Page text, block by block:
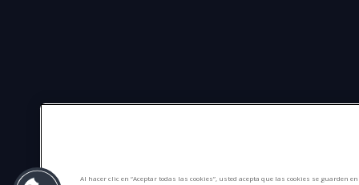
Al hacer clic en “Aceptar todas las cookies”, usted acepta que las cookies se